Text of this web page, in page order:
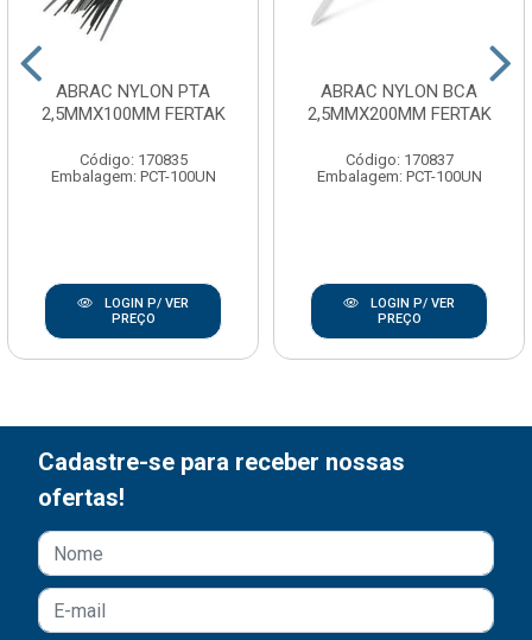
ABRAC NYLON PTA
2,5MMX100MM FERTAK
Código: 170835
Embalagem: PCT-100UN
LOGIN P/ VER
PREÇO
ABRAC NYLON BCA
2,5MMX200MM FERTAK
Código: 170837
Embalagem: PCT-100UN
LOGIN P/ VER
PREÇO
Cadastre-se para receber nossas
ofertas!